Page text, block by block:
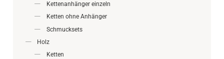
Kettenanhänger einzeln
Ketten ohne Anhänger
Schmucksets
Holz
Ketten